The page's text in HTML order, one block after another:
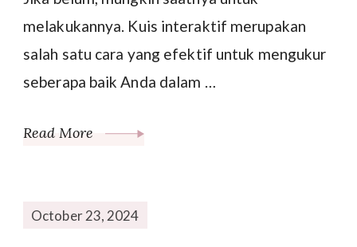
melakukannya. Kuis interaktif merupakan
salah satu cara yang efektif untuk mengukur
seberapa baik Anda dalam …
Read More
October 23, 2024